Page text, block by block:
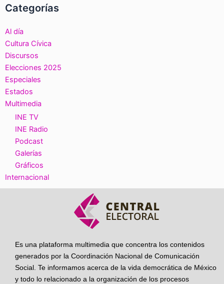
Categorías
Al día
Cultura Cívica
Discursos
Elecciones 2025
Especiales
Estados
Multimedia
INE TV
INE Radio
Podcast
Galerías
Gráficos
Internacional
Es una plataforma multimedia que concentra los contenidos
generados por la Coordinación Nacional de Comunicación
Social. Te informamos acerca de la vida democrática de México
y todo lo relacionado a la organización de los procesos